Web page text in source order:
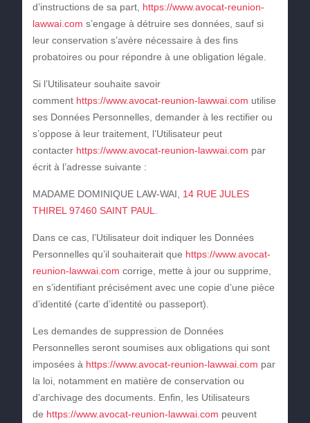
d’instructions de sa part, https://www.avocat-reunion-
lawwai.com s’engage à détruire ses données, sauf si
leur conservation s’avère nécessaire à des fins
probatoires ou pour répondre à une obligation légale.
Si l’Utilisateur souhaite savoir
comment https://www.avocat-reunion-lawwai.com utilise
ses Données Personnelles, demander à les rectifier ou
s’oppose à leur traitement, l’Utilisateur peut
contacter https://www.avocat-reunion-lawwai.com par
écrit à l’adresse suivante :
MADAME DOMINIQUE LAW-WAI, 14 RUE JULES
THIREL 97460 SAINT PAUL.
Dans ce cas, l’Utilisateur doit indiquer les Données
Personnelles qu’il souhaiterait que https://www.avocat-
reunion-lawwai.com corrige, mette à jour ou supprime,
en s’identifiant précisément avec une copie d’une pièce
d’identité (carte d’identité ou passeport).
Les demandes de suppression de Données
Personnelles seront soumises aux obligations qui sont
imposées à https://www.avocat-reunion-lawwai.com par
la loi, notamment en matière de conservation ou
d’archivage des documents. Enfin, les Utilisateurs
de https://www.avocat-reunion-lawwai.com peuvent